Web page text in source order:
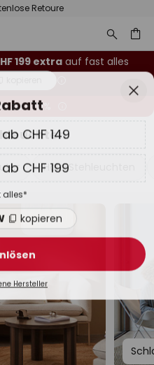
Retoure
199 extra auf fast alles
zu -70%
Holz-Stehleuchten
CHF 149
CHF 199
Hersteller